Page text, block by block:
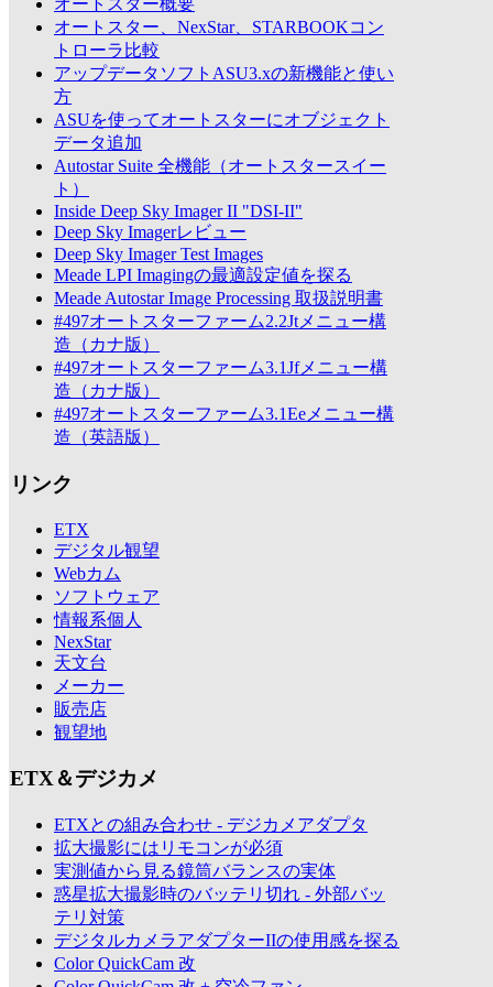
オートスター概要
オートスター、NexStar、STARBOOKコン
トローラ比較
アップデータソフトASU3.xの新機能と使い
方
ASUを使ってオートスターにオブジェクト
データ追加
Autostar Suite 全機能（オートスタースイー
ト）
Inside Deep Sky Imager II "DSI-II"
Deep Sky Imagerレビュー
Deep Sky Imager Test Images
Meade LPI Imagingの最適設定値を探る
Meade Autostar Image Processing 取扱説明書
#497オートスターファーム2.2Jtメニュー構
造（カナ版）
#497オートスターファーム3.1Jfメニュー構
造（カナ版）
#497オートスターファーム3.1Eeメニュー構
造（英語版）
リンク
ETX
デジタル観望
Webカム
ソフトウェア
情報系個人
NexStar
天文台
メーカー
販売店
観望地
ETX＆デジカメ
ETXとの組み合わせ - デジカメアダプタ
拡大撮影にはリモコンが必須
実測値から見る鏡筒バランスの実体
惑星拡大撮影時のバッテリ切れ - 外部バッ
テリ対策
デジタルカメラアダプターIIの使用感を探る
Color QuickCam 改